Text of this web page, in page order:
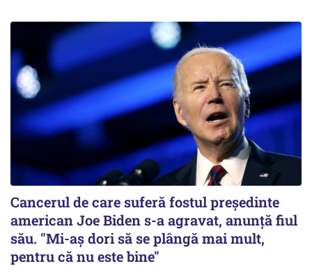
Cancerul de care suferă fostul preşedinte
american Joe Biden s-a agravat, anunță fiul
său. "Mi-aș dori să se plângă mai mult,
pentru că nu este bine"